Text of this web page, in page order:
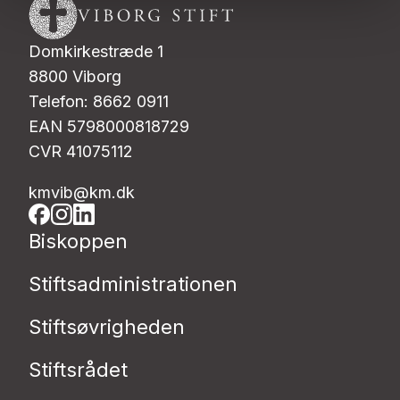
Domkirkestræde 1
8800 Viborg
Telefon: 8662 0911
EAN 5798000818729
CVR 41075112
kmvib@km.dk
Biskoppen
Stiftsadministrationen
Stiftsøvrigheden
Stiftsrådet